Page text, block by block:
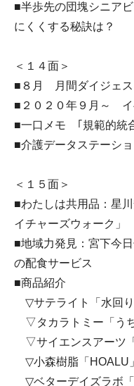
■半歩先の団塊シニア
にくくする秘訣は？
＜１４面＞
■８月 月間ダイジェス
■２０２０年９月～ イ
■一口メモ ｢規範的統
■介護データステーシ
＜１５面＞
■わたしは共用品：星
イチャーズウォーク」
■地域力発見：宮下今
の配食サービス
■商品紹介
▽サテライト「水回
▽タカラトミー「う
▽サイエンスアーツ「
▽小森樹脂「HOALU」
▽ベターデイズラボ「